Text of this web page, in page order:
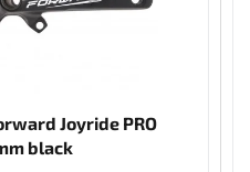
Joyride PRO
black